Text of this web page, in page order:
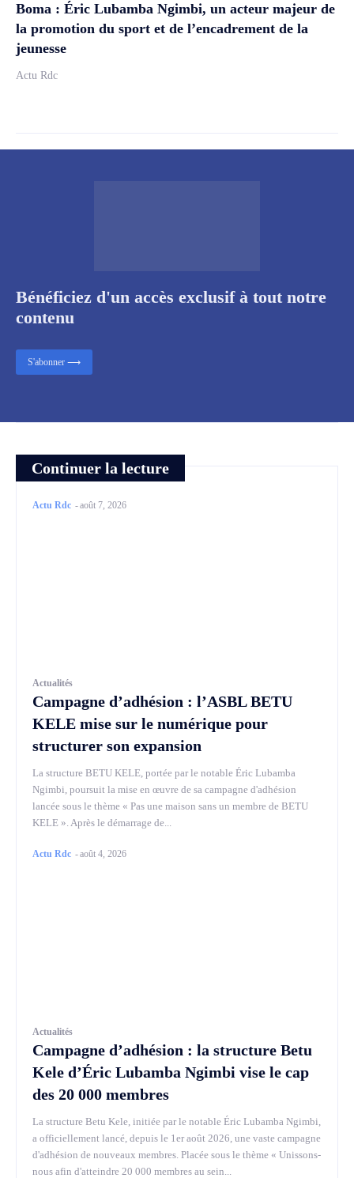
Boma : Éric Lubamba Ngimbi, un acteur majeur de
la promotion du sport et de l’encadrement de la
jeunesse
Actu Rdc
Continuer la lecture
Actu Rdc -août 7, 2026
Actualités
Campagne d’adhésion : l’ASBL BETU
KELE mise sur le numérique pour
structurer son expansion
La structure BETU KELE, portée par le notable Éric Lubamba
Ngimbi, poursuit la mise en œuvre de sa campagne d'adhésion
lancée sous le thème « Pas une maison sans un membre de BETU
KELE ». Après le démarrage de...
Actu Rdc -août 4, 2026
Actualités
Campagne d’adhésion : la structure Betu
Kele d’Éric Lubamba Ngimbi vise le cap
des 20 000 membres
La structure Betu Kele, initiée par le notable Éric Lubamba Ngimbi,
a officiellement lancé, depuis le 1er août 2026, une vaste campagne
d'adhésion de nouveaux membres. Placée sous le thème « Unissons-
nous afin d'atteindre 20 000 membres au sein...
Bénéficiez d'un accès exclusif à tout notre
contenu
S'abonner ⟶